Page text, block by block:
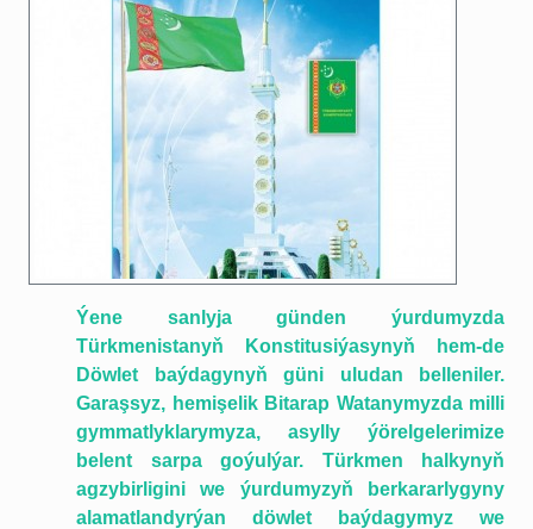
Ýene sanlyja günden ýurdumyzda
Türkmenistanyň Konstitusiýasynyň hem-de
Döwlet baýdagynyň güni uludan belleniler.
Garaşsyz, hemişelik Bitarap Watanymyzda milli
gymmatlyklarymyza, asylly ýörelgelerimize
belent sarpa goýulýar. Türkmen halkynyň
agzybirligini we ýurdumyzyň berkararlygyny
alamatlandyrýan döwlet baýdagymyz we